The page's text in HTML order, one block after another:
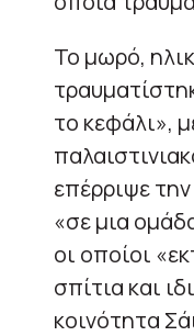
Το μωρό,
το κεφάλι»,
επέρριψε
«σε μια
οι οποίοι
σπίτια και
κοινότητα